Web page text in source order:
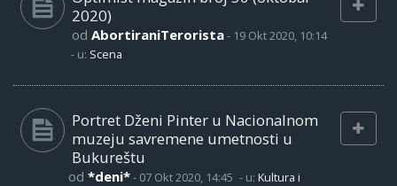
2020)
od AbortiraniTerorista- 19 Okt 2020, 10:14
- u: Scena
Portret Dženi Pinter u Nacionalnom
muzeju savremene umetnosti u
Bukureštu
od *deni*- 07 Okt 2020, 14:45 - u: Kultura i